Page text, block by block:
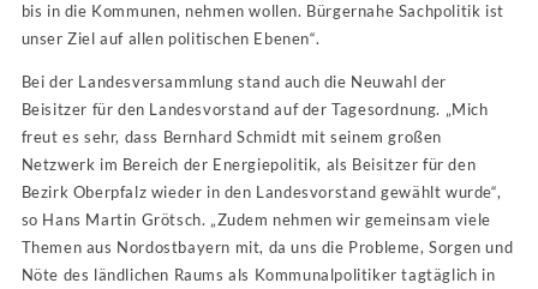
bis in die Kommunen, nehmen wollen. Bürgernahe Sachpolitik ist
unser Ziel auf allen politischen Ebenen“.
Bei der Landesversammlung stand auch die Neuwahl der
Beisitzer für den Landesvorstand auf der Tagesordnung. „Mich
freut es sehr, dass Bernhard Schmidt mit seinem großen
Netzwerk im Bereich der Energiepolitik, als Beisitzer für den
Bezirk Oberpfalz wieder in den Landesvorstand gewählt wurde“,
so Hans Martin Grötsch. „Zudem nehmen wir gemeinsam viele
Themen aus Nordostbayern mit, da uns die Probleme, Sorgen und
Nöte des ländlichen Raums als Kommunalpolitiker tagtäglich in